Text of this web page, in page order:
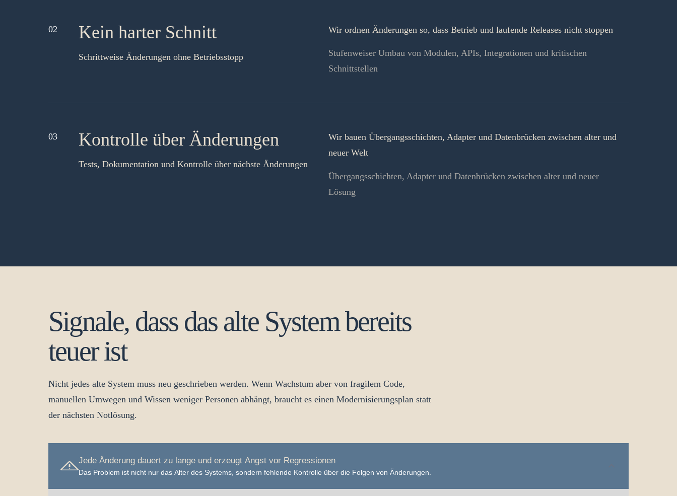
02 Kein harter Schnitt
Schrittweise Änderungen ohne Betriebsstopp
Wir ordnen Änderungen so, dass Betrieb und laufende Releases nicht stoppen
Stufenweiser Umbau von Modulen, APIs, Integrationen und kritischen
Schnittstellen
03 Kontrolle über Änderungen
Tests, Dokumentation und Kontrolle über nächste Änderungen
Wir bauen Übergangsschichten, Adapter und Datenbrücken zwischen alter und
neuer Welt
Übergangsschichten, Adapter und Datenbrücken zwischen alter und neuer
Lösung
Signale, dass das alte System bereits
teuer ist
Nicht jedes alte System muss neu geschrieben werden. Wenn Wachstum aber von fragilem Code,
manuellen Umwegen und Wissen weniger Personen abhängt, braucht es einen Modernisierungsplan statt
der nächsten Notlösung.
Jede Änderung dauert zu lange und erzeugt Angst vor Regressionen
Das Problem ist nicht nur das Alter des Systems, sondern fehlende Kontrolle über die Folgen von Änderungen.